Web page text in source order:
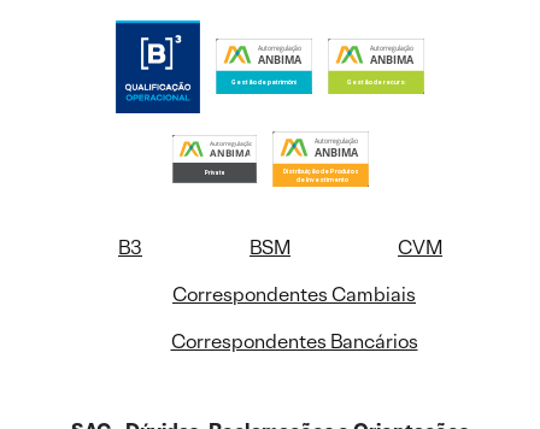
B3 BSM
CVM
Correspondentes Cambiais
Correspondentes Bancários